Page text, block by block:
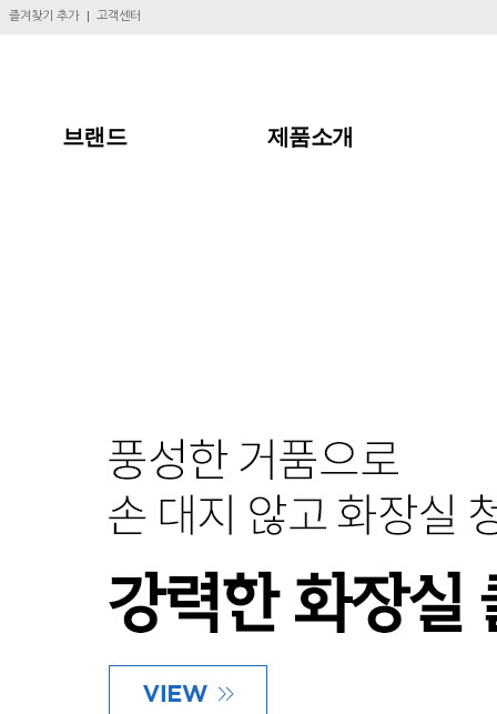
즐겨찾기 추가 고객센터
브랜드 제품소개